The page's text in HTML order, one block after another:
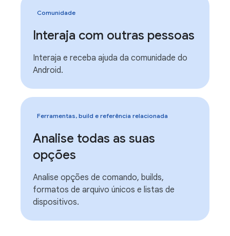
Comunidade
Interaja com outras pessoas
Interaja e receba ajuda da comunidade do
Android.
Ferramentas, build e referência relacionada
Analise todas as suas
opções
Analise opções de comando, builds,
formatos de arquivo únicos e listas de
dispositivos.